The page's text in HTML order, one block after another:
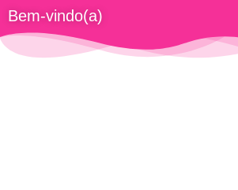
Bem-vindo(a)